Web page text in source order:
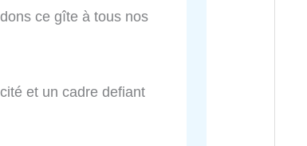
ce gîte à tous nos
et un cadre defiant